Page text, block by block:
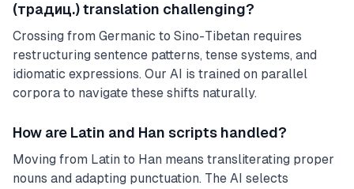
(традиц.) translation challenging?
Crossing from Germanic to Sino-Tibetan requires
restructuring sentence patterns, tense systems, and
idiomatic expressions. Our AI is trained on parallel
corpora to navigate these shifts naturally.
How are Latin and Han scripts handled?
Moving from Latin to Han means transliterating proper
nouns and adapting punctuation. The AI selects